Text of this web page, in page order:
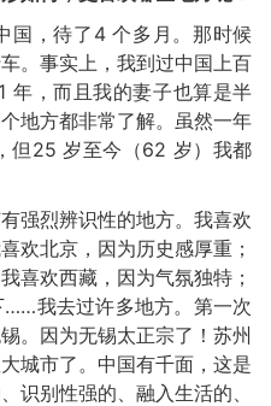
国，待了4 个多月。那时候
。事实上，我到过中国上百
年，而且我的妻子也算是半
地方都非常了解。虽然一年
但25 岁至今（62 岁）我都
强烈辨识性的地方。我喜欢
欢北京，因为历史感厚重；
喜欢西藏，因为气氛独特；
我去过许多地方。第一次
。因为无锡太正宗了！苏州
城市了。中国有千面，这是
识别性强的、融入生活的、